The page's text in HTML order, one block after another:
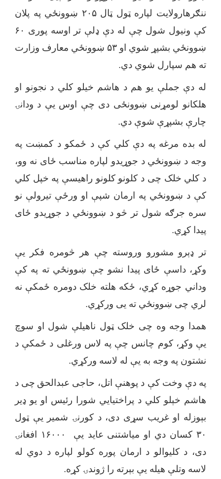
ننګرهارولایت لپاره ټول ټال ۲۰۵ښوونځي په پلان
کې ونیول شول چې له دې ډلې تر اوسه پوری ۶۰
ښوونځي بشپړ شوي او ۵۳ښوونځي معارف وزارت
ته هم سپارل شوي دي.
له دې جملې یو هم د هاشم خیلو کلي د نجونو او
هلکانو لومړنی ښوونځی دی چې اوس یې د ودانۍ
چارې بشپړې شوېدي.
له بده مرغه په دې کلي کې د ځمکو د کمښت په
وجه د ښوونځي د جوړیدو لپاره مناسب ځای نه وو،
د کلي خلک چی د کلونو کلونو راهیسې په خپل کلي
کې د ښوونځي په ارمان شپې او ورځې تیرولې نو
سره جرګه شول تر څو د ښوونځي د جوړیدو ځای
پیدا کړي.
تر ډېرو مشورو وروسته چې هر څومره فکر یې
وکړ، داسې ځای پیدا نشو چې ښوونځي ته په کې
وداني جوړه کړي، ځکه هلته خلک دومره ځمکې نه
لري چی ښوونځي ته یی ورکړي.
همدا وجه وه چی خلک ټول ناهیلې شول او سوچ
یې وکړ، کوم چانس چې په لاس ورغلی د ځمکې د
نشتون په وجه به یې له لاسه ورکړي.
په دې وخت کې د پوهنې اتل، حاجی عبدالحق چی د
هاشم خېلو کلي د پراختیایي شورا رئیس او یو ډیر
بېوزله او غریب سړی دی، د کورنۍ شمیر یې ټول
۳۰کسان دي او میاشتنی عاید یې ۱۶۰۰۰افغانۍ
دی، د کلیوالو د ارمان پوره کولو لپاره د دوي له
لاسه وتلې هیله یې بېرته را ژوندۍ کړه.